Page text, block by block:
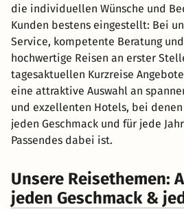
die individuellen Wünsche und
Kunden bestens eingestellt: Bei
Service, kompetente Beratung
hochwertige Reisen an erster
tagesaktuellen Kurzreise
eine attraktive Auswahl an
und exzellenten Hotels, bei
jeden Geschmack und für jede
Passendes dabei ist.
Unsere Reisethemen:
jeden Geschmack &